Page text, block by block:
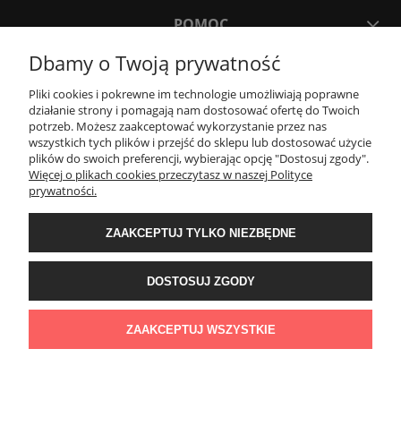
POMOC
MOJE KONTO
PŁATNOŚCI I DOSTAWA
Wyposażenie łazienek Łazienki.eco | Pawła 23, 41-708 Ruda Śląska | E-mail:
sklep@lazienki.eco | Tel.: 600 012 164 lub 600 012 159 | TGS Przemysław
Stoń | NIP: 6312213594 | REGON: 276403698
Dbamy o Twoją prywatność
Pliki cookies i pokrewne im technologie umożliwiają poprawne
działanie strony i pomagają nam dostosować ofertę do Twoich
potrzeb. Możesz zaakceptować wykorzystanie przez nas
wszystkich tych plików i przejść do sklepu lub dostosować użycie
plików do swoich preferencji, wybierając opcję "Dostosuj zgody".
Więcej o plikach cookies przeczytasz w naszej Polityce
prywatności.
ZAAKCEPTUJ TYLKO NIEZBĘDNE
DOSTOSUJ ZGODY
ZAAKCEPTUJ WSZYSTKIE